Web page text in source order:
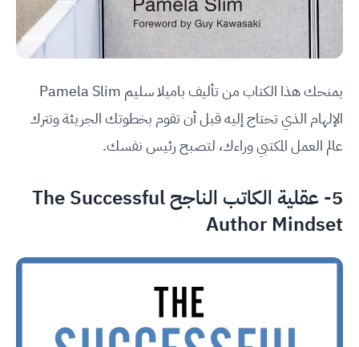
يمنحك هذا الكتاب من تأليف باميلا سليم Pamela Slim
الإلهام الذي تحتاج إليه قبل أن تقوم بخطوتك الجريئة وتترك
عالم العمل المكتبي وراءك، لتصبح رئيس نفسك.
5- عقلية الكاتب الناجح The Successful
Author Mindset